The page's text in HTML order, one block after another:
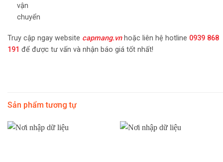
Truy cập ngay website capmang.vnhoặc liên hệ hotline 0939 868
191 để được tư vấn và nhận báo giá tốt nhất!
Sản phẩm tương tự